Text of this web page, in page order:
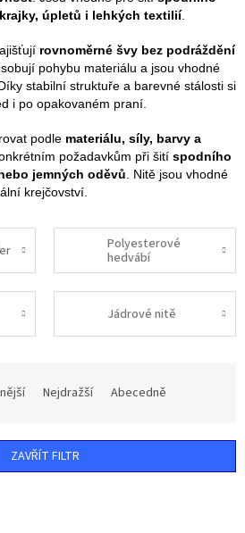
úpletů i lehkých textilií.
rovnoměrné švy bez podráždění
pohybu materiálu a jsou vhodné
stabilní struktuře a barevné stálosti si
i po opakovaném praní.
podle materiálu, síly, barvy a
požadavkům při šití spodního
jemných oděvů. Nitě jsou vhodné
krejčovství.
Polyesterové
hedvábí
Jádrové nitě
Nejdražší Abecedně
ZAVŘÍT FILTR